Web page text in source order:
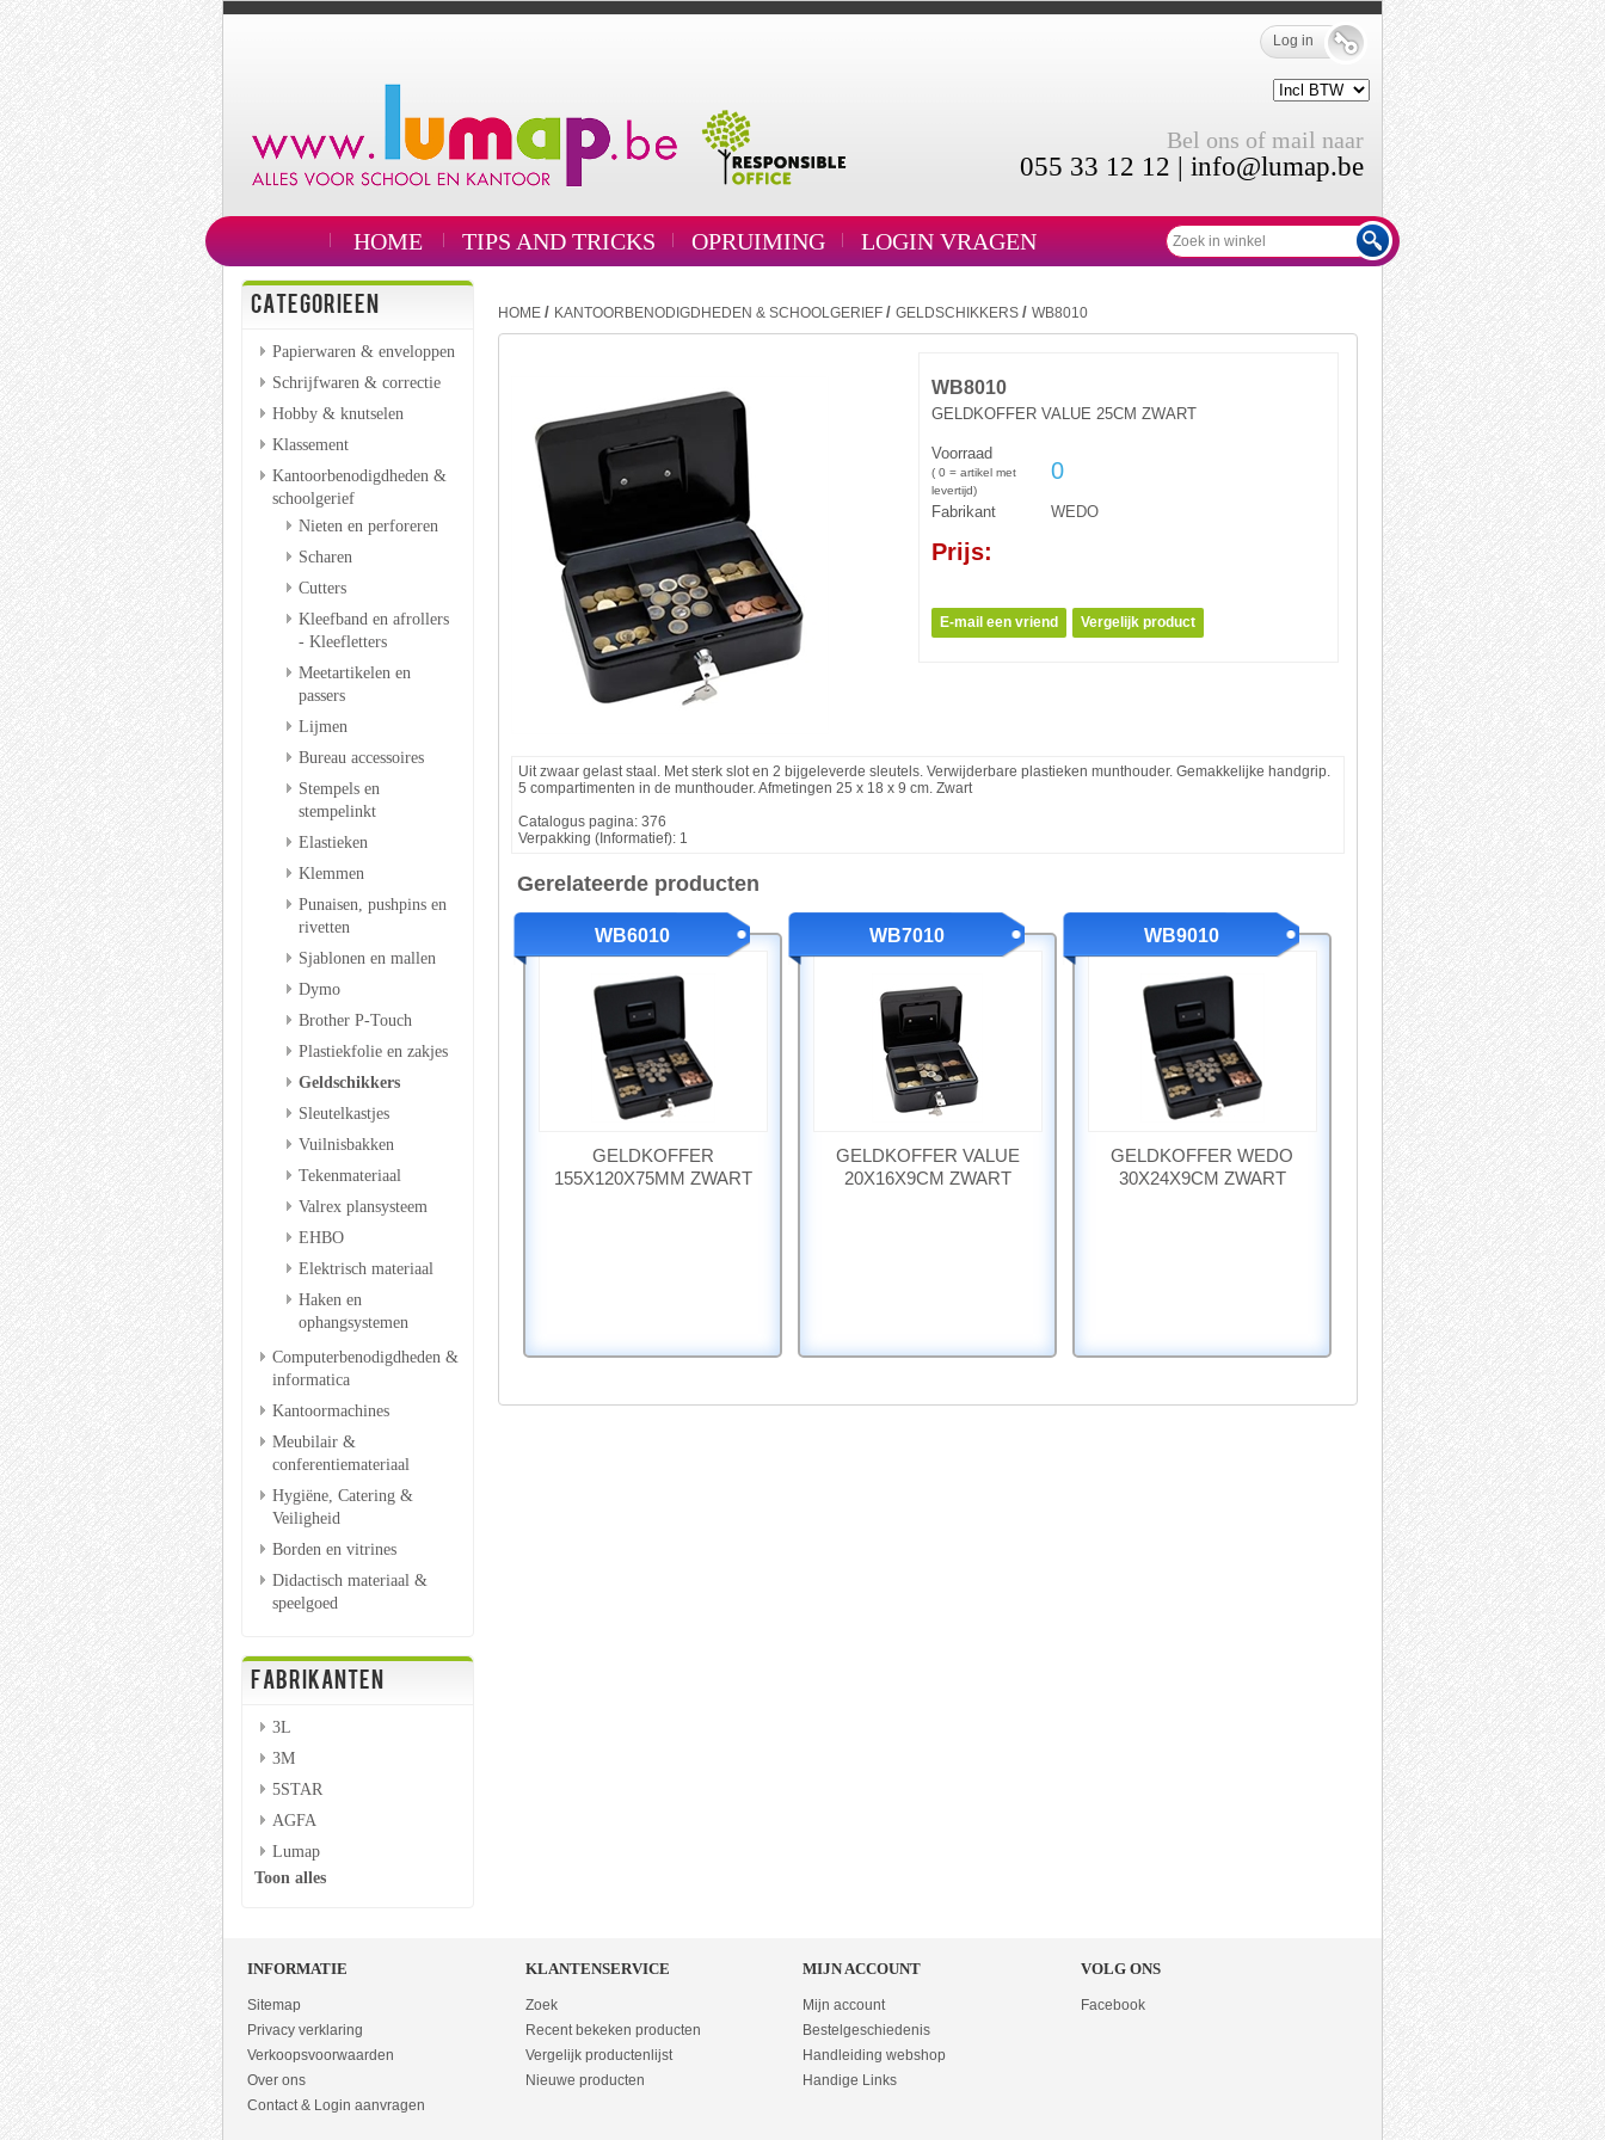
Log in
Bel ons of mail naar
055 33 12 12 | info@lumap.be
HOME TIPS AND TRICKS OPRUIMING LOGIN VRAGEN
CATEGORIEEN
Papierwaren & enveloppen
Schrijfwaren & correctie
Hobby & knutselen
Klassement
Kantoorbenodigdheden &
schoolgerief
Nieten en perforeren
Scharen
Cutters
Kleefband en afrollers
- Kleefletters
Meetartikelen en
passers
Lijmen
Bureau accessoires
Stempels en
stempelinkt
Elastieken
Klemmen
Punaisen, pushpins en
rivetten
Sjablonen en mallen
Dymo
Brother P-Touch
Plastiekfolie en zakjes
Geldschikkers
Sleutelkastjes
Vuilnisbakken
Tekenmateriaal
Valrex plansysteem
EHBO
Elektrisch materiaal
Haken en
ophangsystemen
Computerbenodigdheden &
informatica
Kantoormachines
Meubilair &
conferentiemateriaal
Hygiëne, Catering &
Veiligheid
Borden en vitrines
Didactisch materiaal &
speelgoed
FABRIKANTEN
3L
3M
5STAR
AGFA
Lumap
Toon alles
HOME / KANTOORBENODIGDHEDEN & SCHOOLGERIEF / GELDSCHIKKERS / WB8010
WB8010
GELDKOFFER VALUE 25CM ZWART
Voorraad
( 0 = artikel met
levertijd)
0
Fabrikant WEDO
Prijs:
Uit zwaar gelast staal. Met sterk slot en 2 bijgeleverde sleutels. Verwijderbare plastieken munthouder. Gemakkelijke handgrip.
5 compartimenten in de munthouder. Afmetingen 25 x 18 x 9 cm. Zwart
Catalogus pagina: 376
Verpakking (Informatief): 1
Gerelateerde producten
GELDKOFFER
155X120X75MM ZWART
WB6010
GELDKOFFER VALUE
20X16X9CM ZWART
WB7010
GELDKOFFER WEDO
30X24X9CM ZWART
WB9010
INFORMATIE
Sitemap
Privacy verklaring
Verkoopsvoorwaarden
Over ons
Contact & Login aanvragen
KLANTENSERVICE
Zoek
Recent bekeken producten
Vergelijk productenlijst
Nieuwe producten
MIJN ACCOUNT
Mijn account
Bestelgeschiedenis
Handleiding webshop
Handige Links
VOLG ONS
Facebook